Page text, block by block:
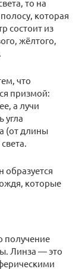
то на
которая
состоит из
жёлтого,
что
призмой:
а лучи
угла
(от длины
образуется
которые
получение
Линза — это